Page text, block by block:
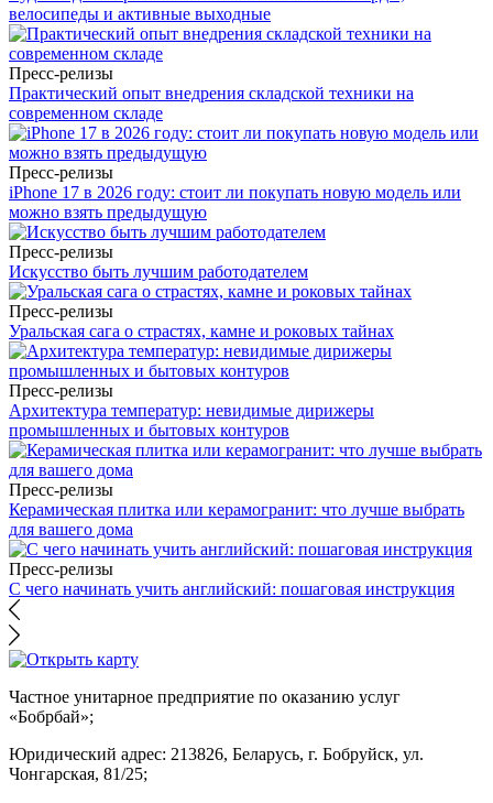
велосипеды и активные выходные
Пресс-релизы
Практический опыт внедрения складской техники на
современном складе
Пресс-релизы
iPhone 17 в 2026 году: стоит ли покупать новую модель или
можно взять предыдущую
Пресс-релизы
Искусство быть лучшим работодателем
Пресс-релизы
Уральская сага о страстях, камне и роковых тайнах
Пресс-релизы
Архитектура температур: невидимые дирижеры
промышленных и бытовых контуров
Пресс-релизы
Керамическая плитка или керамогранит: что лучше выбрать
для вашего дома
Пресс-релизы
С чего начинать учить английский: пошаговая инструкция
Частное унитарное предприятие по оказанию услуг
«Бобрбай»;
Юридический адрес: 213826, Беларусь, г. Бобруйск, ул.
Чонгарская, 81/25;